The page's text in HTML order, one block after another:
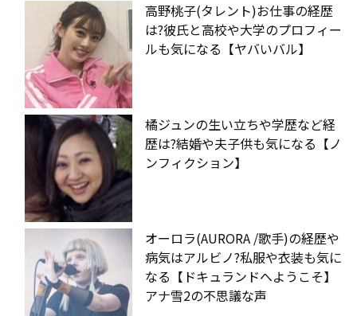
高野桃子(タレント)お仕事の経歴
は?彼氏と高校や大学のプロフィー
ルも気になる【ヤバいバル】
橘ジュンの生い立ちや学歴など経
歴は?結婚や夫子供も気になる【ノ
ンフィクション】
オーロラ(AURORA /歌手)の経歴や
病気はアルビノ?私服や衣装も気に
なる【ドキュランドへようこそ】
アナ雪2の不思議な声